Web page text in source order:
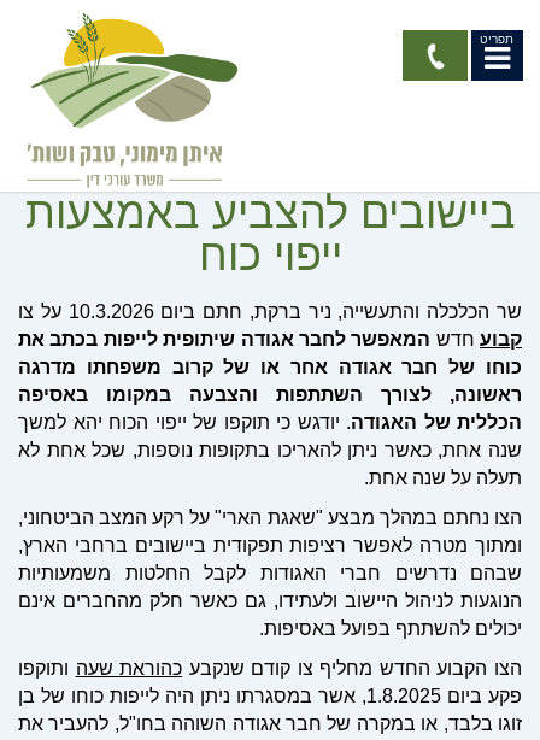
תפריט
שר הכלכלה חתם על צו
שיאפשר לחברי אגודות
ביישובים להצביע באמצעות
ייפוי כוח
שר הכלכלה והתעשייה, ניר ברקת, חתם ביום 10.3.2026 על צו
קבוע חדש המאפשר לחבר אגודה שיתופית לייפות בכתב את
כוחו של חבר אגודה אחר או של קרוב משפחתו מדרגה
ראשונה, לצורך השתתפות והצבעה במקומו באסיפה
הכללית של האגודה. יודגש כי תוקפו של ייפוי הכוח יהא למשך
שנה אחת, כאשר ניתן להאריכו בתקופות נוספות, שכל אחת לא
תעלה על שנה אחת.
הצו נחתם במהלך מבצע "שאגת הארי" על רקע המצב הביטחוני,
ומתוך מטרה לאפשר רציפות תפקודית ביישובים ברחבי הארץ,
שבהם נדרשים חברי האגודות לקבל החלטות משמעותיות
הנוגעות לניהול היישוב ולעתידו, גם כאשר חלק מהחברים אינם
יכולים להשתתף בפועל באסיפות.
הצו הקבוע החדש מחליף צו קודם שנקבע כהוראת שעה ותוקפו
פקע ביום 1.8.2025, אשר במסגרתו ניתן היה לייפות כוחו של בן
זוגו בלבד, או במקרה של חבר אגודה השוהה בחו"ל, להעביר את